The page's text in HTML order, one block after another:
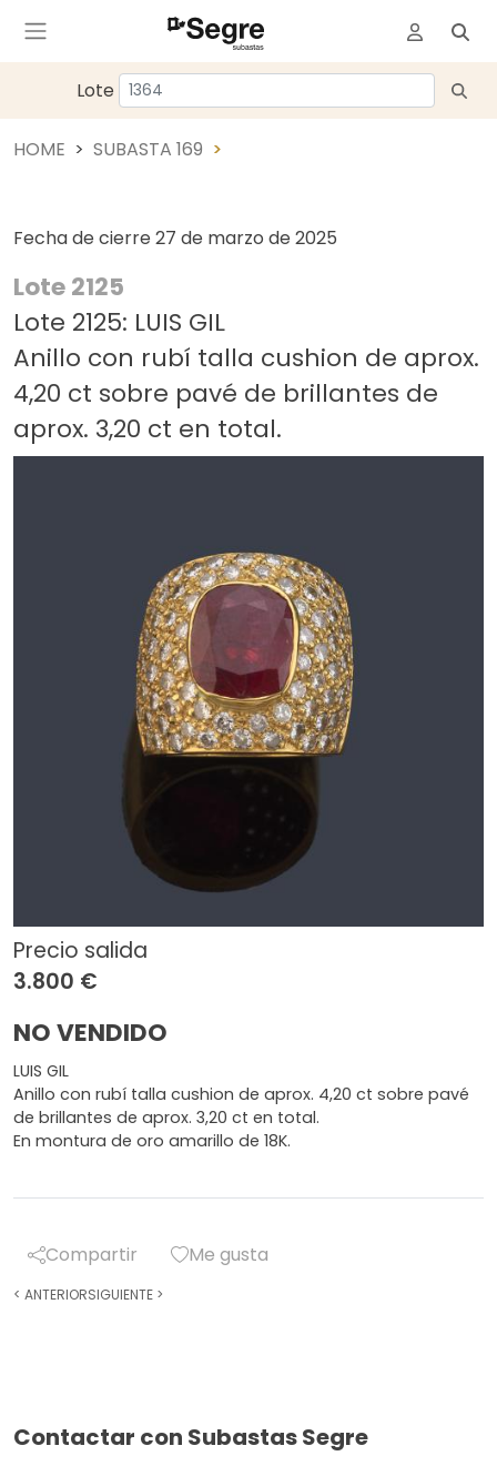
Lote
HOME SUBASTA 169
Fecha de cierre 27 de marzo de 2025
Lote 2125
Lote 2125: LUIS GIL
Anillo con rubí talla cushion de aprox.
4,20 ct sobre pavé de brillantes de
aprox. 3,20 ct en total.
Precio salida
3.800 €
NO VENDIDO
LUIS GIL
Anillo con rubí talla cushion de aprox. 4,20 ct sobre pavé
de brillantes de aprox. 3,20 ct en total.
En montura de oro amarillo de 18K.
Compartir Me gusta
< ANTERIORSIGUIENTE >
Contactar con Subastas Segre